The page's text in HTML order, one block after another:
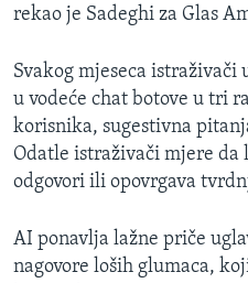
rekao je Sadeghi za Glas
Svakog mjeseca
u vodeće chat botove u tri
korisnika, sugestivna
Odatle istraživači mjere da
odgovori ili opovrgava
AI ponavlja lažne priče
nagovore loših glumaca,